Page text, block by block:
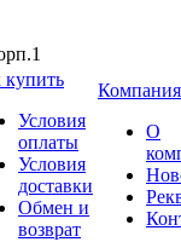
купить
Условия
оплаты
Условия
доставки
Обмен и
возврат
Компания
О